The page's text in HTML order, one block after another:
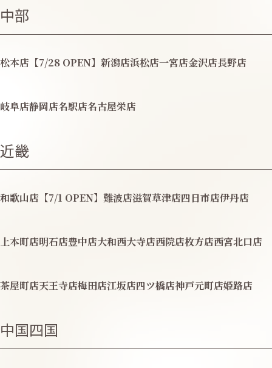
中部
松本店【7/28 OPEN】 新潟店浜松店一宮店金沢店長野店
岐阜店静岡店名駅店名古屋栄店
近畿
和歌山店【7/1 OPEN】 難波店滋賀草津店四日市店伊丹店
上本町店明石店豊中店大和西大寺店西院店枚方店西宮北口店
茶屋町店天王寺店梅田店江坂店四ツ橋店神戸元町店姫路店
中国四国